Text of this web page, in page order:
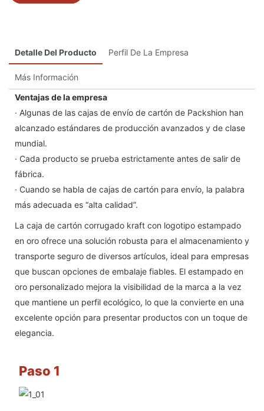
Detalle Del Producto Perfil De La Empresa
Más Información
Ventajas de la empresa
· Algunas de las cajas de envío de cartón de Packshion han
alcanzado estándares de producción avanzados y de clase
mundial.
· Cada producto se prueba estrictamente antes de salir de
fábrica.
· Cuando se habla de cajas de cartón para envío, la palabra
más adecuada es “alta calidad”.
La caja de cartón corrugado kraft con logotipo estampado
en oro ofrece una solución robusta para el almacenamiento y
transporte seguro de diversos artículos, ideal para empresas
que buscan opciones de embalaje fiables. El estampado en
oro personalizado mejora la visibilidad de la marca a la vez
que mantiene un perfil ecológico, lo que la convierte en una
excelente opción para presentar productos con un toque de
elegancia.
Paso 1